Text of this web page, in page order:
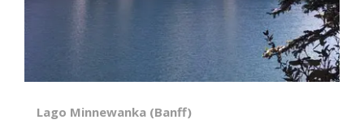
Lago Minnewanka (Banff)